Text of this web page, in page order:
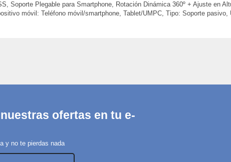
Soporte Plegable para Smartphone, Rotación Dinámica 360º + Ajuste en
móvil: Teléfono móvil/smartphone, Tablet/UMPC, Tipo: Soporte
ofertas en tu e-
y no te pierdas nada